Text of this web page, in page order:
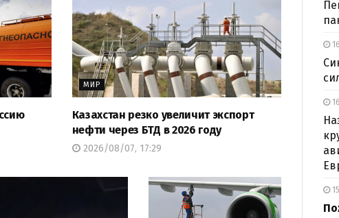
МИР
Казахстан резко увеличит экспорт
нефти через БТД в 2026 году
2026/08/07, 17:29